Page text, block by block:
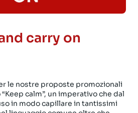
carry on
le nostre proposte promozionali
calm”, un imperativo che dal
in modo capillare in tantissimi